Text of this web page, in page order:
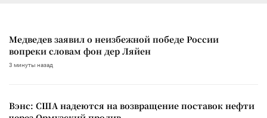
Медведев заявил о неизбежной победе России
вопреки словам фон дер Ляйен
3 минуты назад
Вэнс: США надеются на возвращение поставок нефти